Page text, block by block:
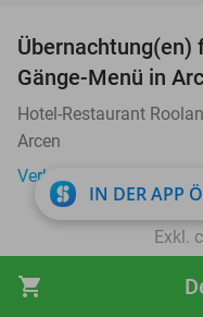
shopping_cart
Übernachtung(en)
Gänge-Menü in
Hotel-Restaurant
Arcen
Verkauft: 259
Exkl.
IN DER APP